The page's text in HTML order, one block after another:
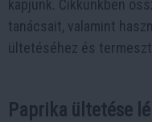
kapjunk. Cikkünkben
tanácsait, valamint
ültetéséhez és
Paprika ültetése